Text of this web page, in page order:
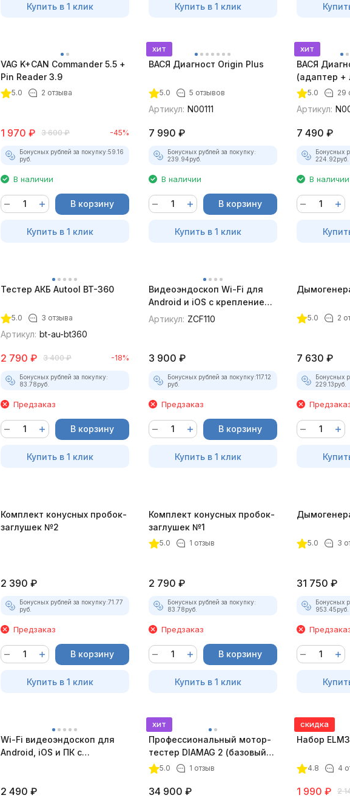
Купить в 1 клик Купить в 1 клик
VAG K+CAN Commander 5.5 +
Pin Reader 3.9
5.0 2 отзыва
1 970 ₽ 3 600 ₽ -45%
Бонусных рублей за покупку:59.16
руб.
В наличии
В корзину
Купить в 1 клик
хит
ВАСЯ Диагност Origin Plus
5.0 5 отзывов
Артикул: N00111
7 990 ₽
Бонусных рублей за покупку:
239.94руб.
В наличии
В корзину
Купить в 1 клик
хит
ВАСЯ
(адаптер +
5.0 29
Артикул:
7 490 ₽
Бонусных
224.92руб.
В наличии
Тестер АКБ Autool BT-360
5.0 3 отзыва
Артикул: bt-au-bt360
2 790 ₽ 3 400 ₽ -18%
Бонусных рублей за покупку:
83.78руб.
Предзаказ
В корзину
Купить в 1 клик
Видеоэндоскоп Wi-Fi для
Android и iOS с креплением
для смартфона
Артикул: ZCF110
3 900 ₽
Бонусных рублей за покупку:117.12
руб.
Предзаказ
В корзину
Купить в 1 клик
5.0 2
7 630 ₽
Бонусных
229.13руб.
Комплект конусных пробок-
заглушек №2
2 390 ₽
Бонусных рублей за покупку:71.77
руб.
Предзаказ
В корзину
Купить в 1 клик
Комплект конусных пробок-
заглушек №1
5.0 1 отзыв
2 790 ₽
Бонусных рублей за покупку:
83.78руб.
Предзаказ
В корзину
Купить в 1 клик
5.0 3
31 750 ₽
Бонусных
953.45руб.
Wi-Fi видеоэндоскоп для
Android, iOS и ПК с
2 490 ₽
хит
Профессиональный мотор-
тестер DIAMAG 2 (базовый
комплект)
5.0 1 отзыв
34 900 ₽
скидка
Набор
4.8 4
1 990 ₽ 2